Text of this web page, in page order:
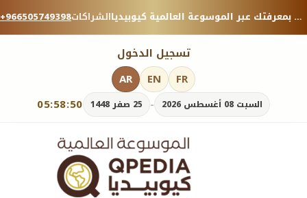
+966505749398الشراكات منصة معرفية موثوقة — شارك بمعرفتك عبر الموسوعة العالمية كيوبيديا.
تسجيل الدخول
05:58:51 السبت 08 أغسطس 2026 - 25 صفر 1448
AR EN FR